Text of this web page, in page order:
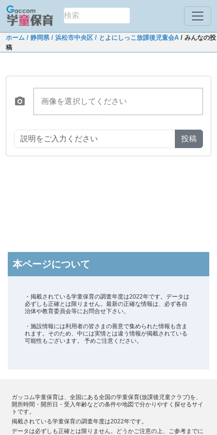
ホーム / 静岡県/ 浜松市中央区 / とよにしっこ放課後児童会A / みんなの投
稿
画像を選択してください
投稿
本ページについて
・掲載されている学童保育の調査年度は2022年です。データは
必ずしも正確とは限りません。最新の正確な情報は、必ず各自
治体や教育委員会等にお問合せ下さい。
・施設情報には利用者の皆さまの善意で集められた情報も含ま
れます。そのため、中には実情とは違う情報が掲載されている
可能性もございます。 予めご注意ください。
ガッコム学童保育は、全国にある全国の学童保育(放課後児童クラブ)を、
開所時間・開所日・受入年齢などの条件や地図で分かりやすく探せるサイ
トです。
掲載されている学童保育の調査年度は2022年です。
データは必ずしも正確とは限りません。どうかご注意の上、ご参考までに